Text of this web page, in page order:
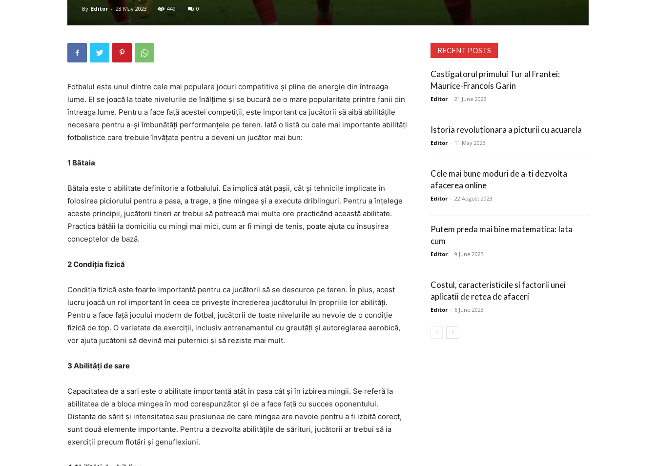
By Editor - 28 May 2023 449 0
Fotbalul este unul dintre cele mai populare jocuri competitive și pline de energie din întreaga
lume. El se joacă la toate nivelurile de înălțime și se bucură de o mare popularitate printre fanii din
întreaga lume. Pentru a face față acestei competiții, este important ca jucătorii să aibă abilitățile
necesare pentru a-și îmbunătăți performanțele pe teren. Iată o listă cu cele mai importante abilități
fotbalistice care trebuie învățate pentru a deveni un jucător mai bun:
1 Bătaia
Bătaia este o abilitate definitorie a fotbalului. Ea implică atât pașii, cât și tehnicile implicate în
folosirea piciorului pentru a pasa, a trage, a ține mingea și a executa driblinguri. Pentru a înțelege
aceste principii, jucătorii tineri ar trebui să petreacă mai multe ore practicând această abilitate.
Practica bătăii la domiciliu cu mingi mai mici, cum ar fi mingi de tenis, poate ajuta cu însușirea
conceptelor de bază.
2 Condiția fizică
Condiția fizică este foarte importantă pentru ca jucătorii să se descurce pe teren. În plus, acest
lucru joacă un rol important în ceea ce privește încrederea jucătorului în propriile lor abilități.
Pentru a face față jocului modern de fotbal, jucătorii de toate nivelurile au nevoie de o condiție
fizică de top. O varietate de exerciții, inclusiv antrenamentul cu greutăți și autoreglarea aerobică,
vor ajuta jucătorii să devină mai puternici și să reziste mai mult.
3 Abilități de sare
Capacitatea de a sari este o abilitate importantă atât în ​​pasa cât și în izbirea mingii. Se referă la
abilitatea de a bloca mingea în mod corespunzător și de a face față cu succes oponentului.
Distanta de sărit și intensitatea sau presiunea de care mingea are nevoie pentru a fi izbită corect,
sunt două elemente importante. Pentru a dezvolta abilitățile de sărituri, jucătorii ar trebui să ia
exerciții precum flotări și genuflexiuni.
RECENT POSTS
Castigatorul primului Tur al Frantei:
Maurice-Francois Garin
Editor - 21 June 2023
Istoria revolutionara a picturii cu acuarela
Editor - 11 May 2023
Cele mai bune moduri de a-ti dezvolta
afacerea online
Editor - 22 August 2023
Putem preda mai bine matematica: Iata
cum
Editor - 9 June 2023
Costul, caracteristicile si factorii unei
aplicatii de retea de afaceri
Editor - 6 June 2023